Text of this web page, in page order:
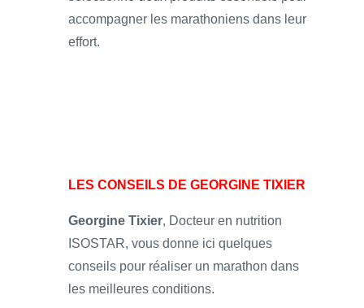
accompagner les marathoniens dans leur
effort.
LES CONSEILS DE GEORGINE TIXIER
Georgine Tixier, Docteur en nutrition
ISOSTAR, vous donne ici quelques
conseils pour réaliser un marathon dans
les meilleures conditions.